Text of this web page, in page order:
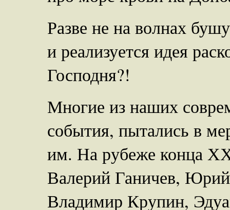
Разве не на волнах
и реализуется идея
Господня?!
Многие из наших
события, пытались в
им. На рубеже конца
Валерий Ганичев,
Владимир Крупин,